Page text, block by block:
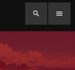
search menu